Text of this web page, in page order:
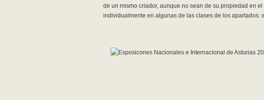
de un mismo criador, aunque no sean de su propiedad en
individualmente en algunas de las clases de los apartados: